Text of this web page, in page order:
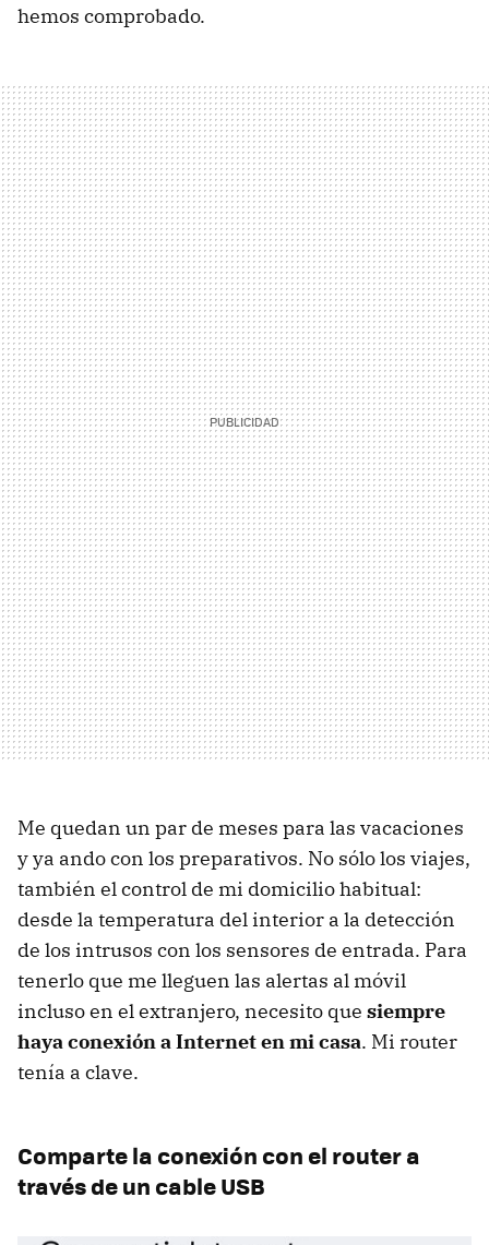
hemos comprobado.
Me quedan un par de meses para las vacaciones
y ya ando con los preparativos. No sólo los viajes,
también el control de mi domicilio habitual:
desde la temperatura del interior a la detección
de los intrusos con los sensores de entrada. Para
tenerlo que me lleguen las alertas al móvil
incluso en el extranjero, necesito que siempre
haya conexión a Internet en mi casa. Mi router
tenía a clave.
Comparte la conexión con el router a
través de un cable USB